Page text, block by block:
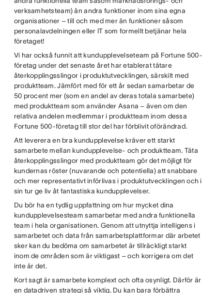
verksamhetsteam) än andra funktioner inom sina egna
organisationer – till och med mer än funktioner såsom
personalavdelningen eller IT som formellt betjänar hela
företaget!
Vi har också funnit att kundupplevelseteam på Fortune 500-
företag under det senaste året har etablerat tätare
återkopplingsslingor i produktutvecklingen, särskilt med
produktteam. Jämfört med för ett år sedan samarbetar de
50 procent mer (som en andel av deras totala samarbete)
med produktteam som använder Asana – även om den
relativa andelen medlemmar i produktteam inom dessa
Fortune 500-företag till stor del har förblivit oförändrad.
Att leverera en bra kundupplevelse kräver ett starkt
samarbete mellan kundupplevelse- och produktteam. Täta
återkopplingsslingor med produktteam gör det möjligt för
kundernas röster (nuvarande och potentiella) att snabbare
och mer representativt införlivas i produktutvecklingen och i
sin tur ge liv åt fantastiska kundupplevelser.
Du bör ha en tydlig uppfattning om hur mycket dina
kundupplevelsesteam samarbetar med andra funktionella
team i hela organisationen. Genom att utnyttja intelligens i
samarbetet och data från samarbetsplattformar där arbetet
sker kan du bedöma om samarbetet är tillräckligt starkt
inom de områden som är viktigast – och korrigera om det
inte är det.
Kort sagt är samarbete komplext och ofta osynligt. Därför är
en datadriven strategi så viktig. Du kan bara förbättra